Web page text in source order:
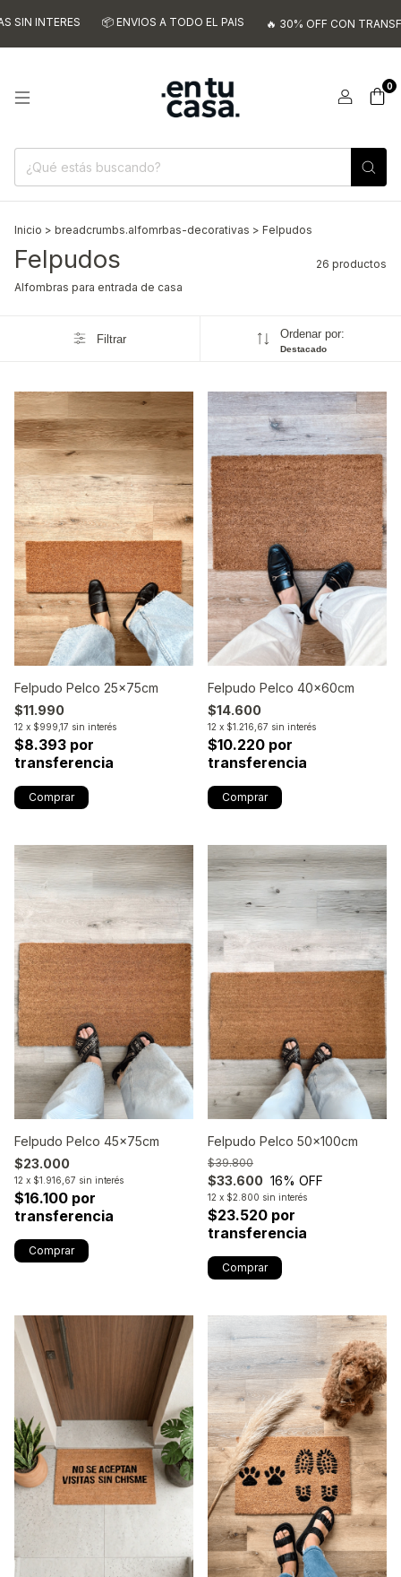
📦 ENVIOS A TODO EL PAIS 🔥 30% OFF CON TRANSFERENCIA
0
Inicio > breadcrumbs.alfomrbas-decorativas > Felpudos
Felpudos
26 productos
Alfombras para entrada de casa
Filtrar Ordenar por:
Destacado
Felpudo Pelco 25x75cm
$11.990
12 x $999,17 sin interés
$8.393 por
transferencia
Felpudo Pelco 40x60cm
$14.600
12 x $1.216,67 sin interés
$10.220 por
transferencia
Felpudo Pelco 45x75cm
$23.000
12 x $1.916,67 sin interés
$16.100 por
transferencia
Felpudo Pelco 50x100cm
$33.600
$39.800
16% OFF
12 x $2.800 sin interés
$23.520 por
transferencia